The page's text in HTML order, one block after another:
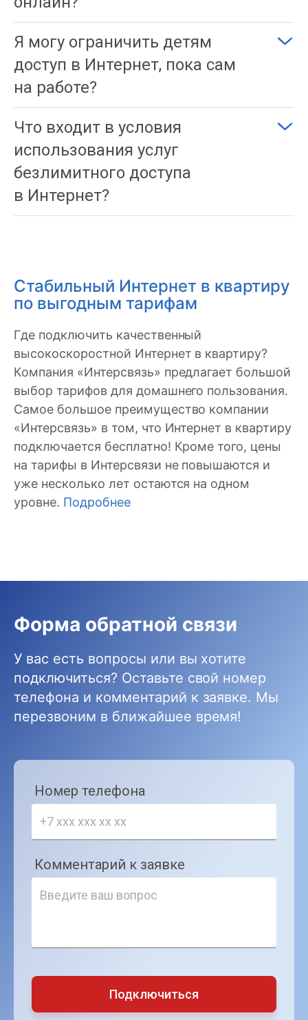
Я могу ограничить детям
доступ в Интернет, пока сам
на работе?
Что входит в условия
использования услуг
безлимитного доступа
в Интернет?
Стабильный Интернет в квартиру
по выгодным тарифам
Где подключить качественный
высокоскоростной Интернет в квартиру?
Компания «Интерсвязь» предлагает большой
выбор тарифов для домашнего пользования.
Самое большое преимущество компании
«Интерсвязь» в том, что Интернет в квартиру
подключается бесплатно! Кроме того, цены
на тарифы в Интерсвязи не повышаются и
уже несколько лет остаются на одном
уровне. Подробнее
Форма обратной связи
У вас есть вопросы или вы хотите
подключиться? Оставьте свой номер
телефона и комментарий к заявке. Мы
перезвоним в ближайшее время!
Номер телефона
Комментарий к заявке
Подключиться